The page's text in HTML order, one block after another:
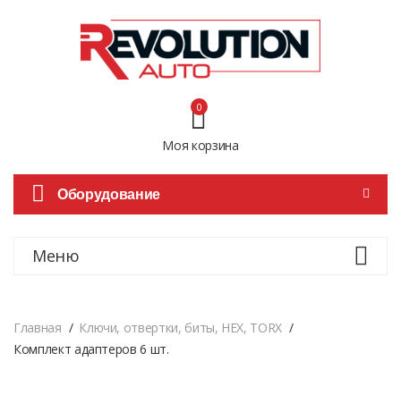
Моя корзина
0
Оборудование
Меню
Главная
Ключи, отвертки, биты, HEX, TORX
Комплект адаптеров 6 шт.